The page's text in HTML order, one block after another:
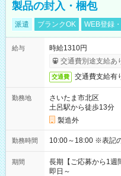
製品の封入・梱包
派遣 ブランクOK WEB登録
給与
時給1310円
交通費別途支給あ
交通費 交通費支給有
勤務地
さいたま市北区
土呂駅から徒歩13分
製造外
勤務時間 10:00～
期間
長期【ご応募から1週
即日～